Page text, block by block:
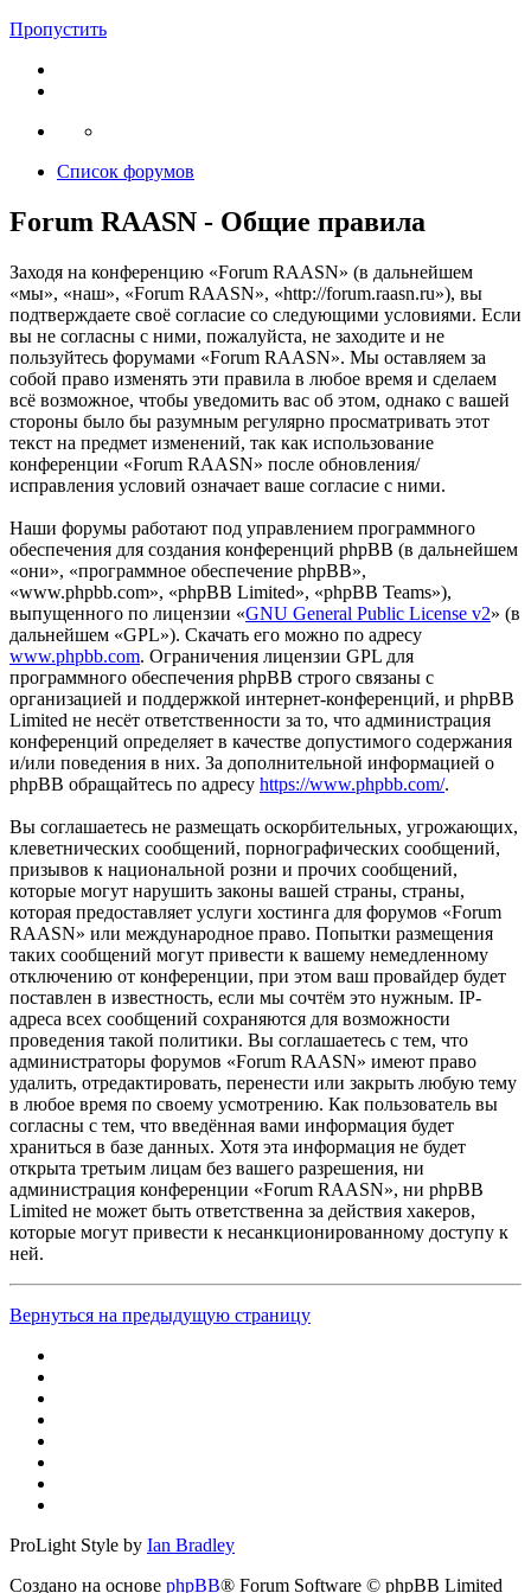
Пропустить
Список форумов
Forum RAASN - Общие правила
Заходя на конференцию «Forum RAASN» (в дальнейшем
«мы», «наш», «Forum RAASN», «http://forum.raasn.ru»), вы
подтверждаете своё согласие со следующими условиями. Если
вы не согласны с ними, пожалуйста, не заходите и не
пользуйтесь форумами «Forum RAASN». Мы оставляем за
собой право изменять эти правила в любое время и сделаем
всё возможное, чтобы уведомить вас об этом, однако с вашей
стороны было бы разумным регулярно просматривать этот
текст на предмет изменений, так как использование
конференции «Forum RAASN» после обновления/
исправления условий означает ваше согласие с ними.
Наши форумы работают под управлением программного
обеспечения для создания конференций phpBB (в дальнейшем
«они», «программное обеспечение phpBB»,
«www.phpbb.com», «phpBB Limited», «phpBB Teams»),
выпущенного по лицензии «GNU General Public License v2» (в
дальнейшем «GPL»). Скачать его можно по адресу
www.phpbb.com. Ограничения лицензии GPL для
программного обеспечения phpBB строго связаны с
организацией и поддержкой интернет-конференций, и phpBB
Limited не несёт ответственности за то, что администрация
конференций определяет в качестве допустимого содержания
и/или поведения в них. За дополнительной информацией о
phpBB обращайтесь по адресу https://www.phpbb.com/.
Вы соглашаетесь не размещать оскорбительных, угрожающих,
клеветнических сообщений, порнографических сообщений,
призывов к национальной розни и прочих сообщений,
которые могут нарушить законы вашей страны, страны,
которая предоставляет услуги хостинга для форумов «Forum
RAASN» или международное право. Попытки размещения
таких сообщений могут привести к вашему немедленному
отключению от конференции, при этом ваш провайдер будет
поставлен в известность, если мы сочтём это нужным. IP-
адреса всех сообщений сохраняются для возможности
проведения такой политики. Вы соглашаетесь с тем, что
администраторы форумов «Forum RAASN» имеют право
удалить, отредактировать, перенести или закрыть любую тему
в любое время по своему усмотрению. Как пользователь вы
согласны с тем, что введённая вами информация будет
храниться в базе данных. Хотя эта информация не будет
открыта третьим лицам без вашего разрешения, ни
администрация конференции «Forum RAASN», ни phpBB
Limited не может быть ответственна за действия хакеров,
которые могут привести к несанкционированному доступу к
ней.
Вернуться на предыдущую страницу
ProLight Style by Ian Bradley
Создано на основе phpBB® Forum Software © phpBB Limited